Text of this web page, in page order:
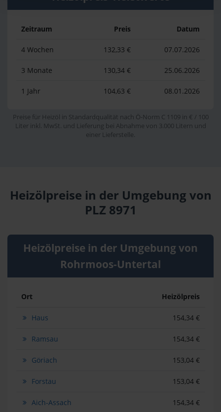
Zeitraum Preis Datum
4 Wochen 132,33 € 07.07.2026
3 Monate 130,34 € 25.06.2026
1 Jahr 104,63 € 08.01.2026
Preise für Heizöl in Standardqualität nach Ö-Norm C 1109 in € / 100
Liter inkl. MwSt. und Lieferung bei Abnahme von 3.000 Litern und
einer Lieferstelle.
Heizölpreise in der Umgebung von
PLZ 8971
Heizölpreise in der Umgebung von
Rohrmoos-Untertal
Ort Heizölpreis
Haus 154,34 €
Ramsau 154,34 €
Göriach 153,04 €
Forstau 153,04 €
Aich-Assach 154,34 €